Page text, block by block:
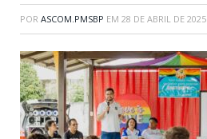
POR ASCOM.PMSBP EM 28 DE ABRIL DE 2025